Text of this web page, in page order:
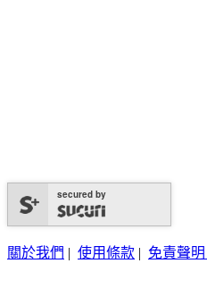
secured by
關於我們 | 使用條款 | 免責聲明